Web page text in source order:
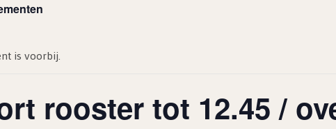
is voorbij.
rooster tot 12.45 /